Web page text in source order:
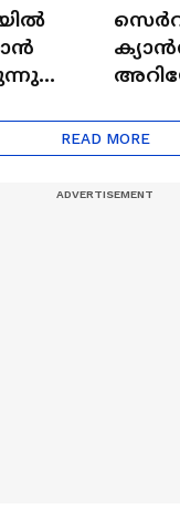
|
Cafe
Cancer
READ MORE